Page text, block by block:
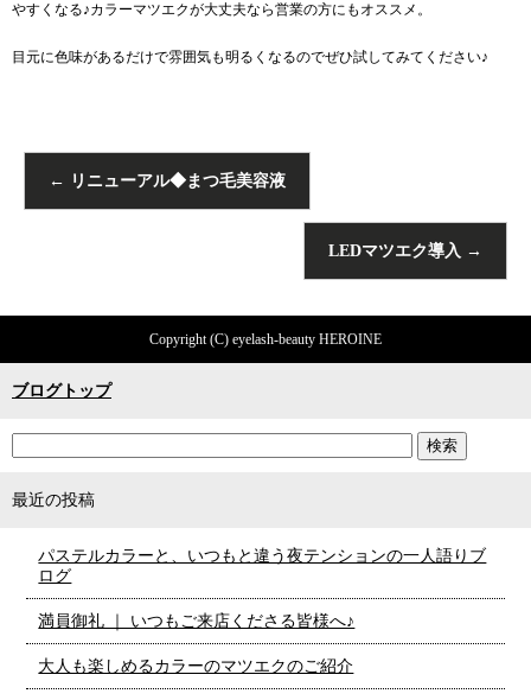
やすくなる♪カラーマツエクが大丈夫なら営業の方にもオススメ。
目元に色味があるだけで雰囲気も明るくなるのでぜひ試してみてください♪
← リニューアル◆まつ毛美容液
LEDマツエク導入 →
Copyright (C) eyelash-beauty HEROINE
ブログトップ
最近の投稿
パステルカラーと、いつもと違う夜テンションの一人語りブ
ログ
満員御礼 ｜ いつもご来店くださる皆様へ♪
大人も楽しめるカラーのマツエクのご紹介